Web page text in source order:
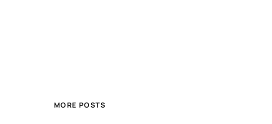
MORE POSTS